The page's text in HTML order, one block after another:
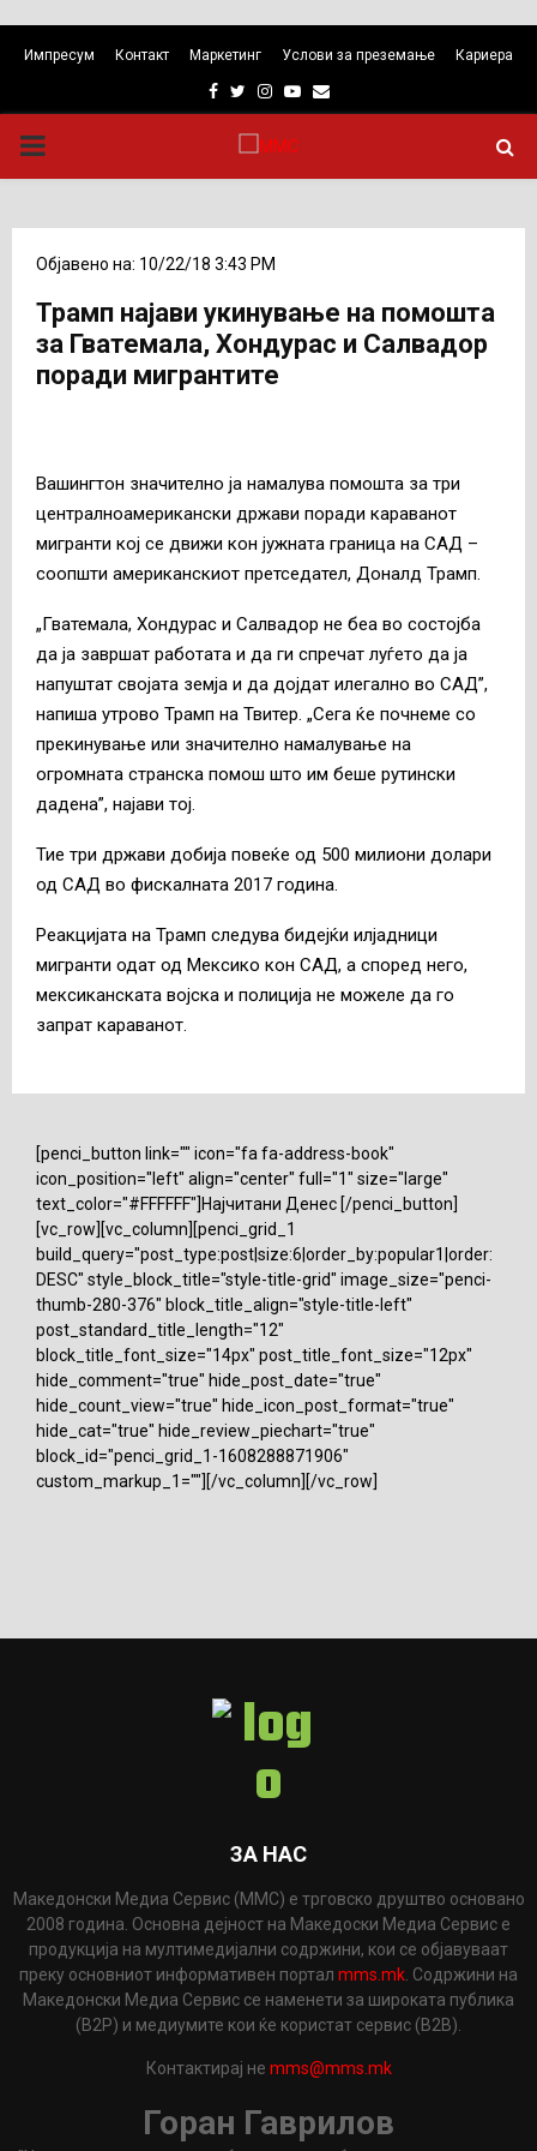
Импресум Контакт Маркетинг Услови за преземање Кариера
Facebook
TwitterInstagram
Youtube
Email
PRIMARY
Објавено на: 10/22/18 3:43 PM
Трамп најави укинување на помошта
за Гватемала, Хондурас и Салвадор
поради мигрантите
Вашингтон значително ја намалува помошта за три
централноамерикански држави поради караванот
мигранти кој се движи кон јужната граница на САД –
соопшти американскиот претседател, Доналд Трамп.
„Гватемала, Хондурас и Салвадор не беа во состојба
да ја завршат работата и да ги спречат луѓето да ја
напуштат својата земја и да дојдат илегално во САД”,
напиша утрово Трамп на Твитер. „Сега ќе почнеме со
прекинување или значително намалување на
огромната странска помош што им беше рутински
дадена”, најави тој.
Тие три држави добија повеќе од 500 милиони долари
од САД во фискалната 2017 година.
Реакцијата на Трамп следува бидејќи илјадници
мигранти одат од Мексико кон САД, а според него,
мексиканската војска и полиција не можеле да го
запрат караванот.
[penci_button link="" icon="fa fa-address-book"
icon_position="left" align="center" full="1" size="large"
text_color="#FFFFFF"]Најчитани Денес [/penci_button]
[vc_row][vc_column][penci_grid_1
build_query="post_type:post|size:6|order_by:popular1|order:
DESC" style_block_title="style-title-grid" image_size="penci-
thumb-280-376" block_title_align="style-title-left"
post_standard_title_length="12"
block_title_font_size="14px" post_title_font_size="12px"
hide_comment="true" hide_post_date="true"
hide_count_view="true" hide_icon_post_format="true"
hide_cat="true" hide_review_piechart="true"
block_id="penci_grid_1-1608288871906"
custom_markup_1=""][/vc_column][/vc_row]
ЗА НАС
Македонски Медиа Сервис (ММС) е трговско друштво основано
2008 година. Основна дејност на Македоски Медиа Сервис е
продукција на мултимедијални содржини, кои се објавуваат
преку основниот информативен портал mms.mk . Содржини на
Македонски Медиа Сервис се наменети за широката публика
(B2P) и медиумите кои ќе користат сервис (B2B).
Контактирај не mms@mms.mk
Горан Гаврилов